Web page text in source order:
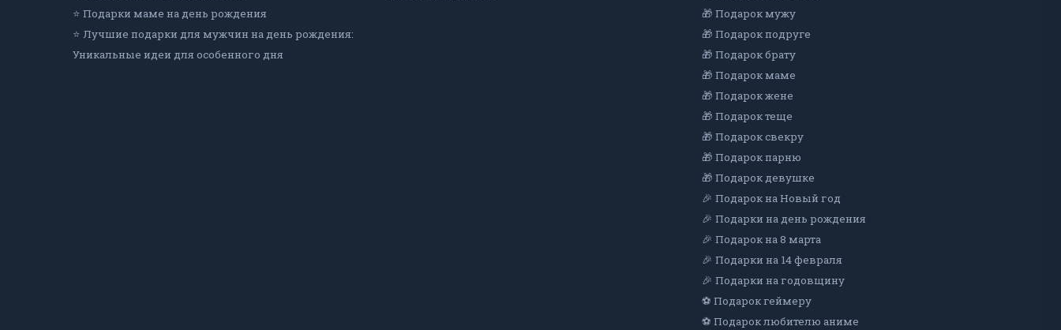
⭐ Подарки маме на день рождения
⭐ Лучшие подарки для мужчин на день рождения:
Уникальные идеи для особенного дня
🎁 Подарок мужу
🎁 Подарок подруге
🎁 Подарок брату
🎁 Подарок маме
🎁 Подарок жене
🎁 Подарок теще
🎁 Подарок свекру
🎁 Подарок парню
🎁 Подарок девушке
🎉 Подарок на Новый год
🎉 Подарки на день рождения
🎉 Подарок на 8 марта
🎉 Подарки на 14 февраля
🎉 Подарки на годовщину
⚽ Подарок геймеру
⚽ Подарок любителю аниме